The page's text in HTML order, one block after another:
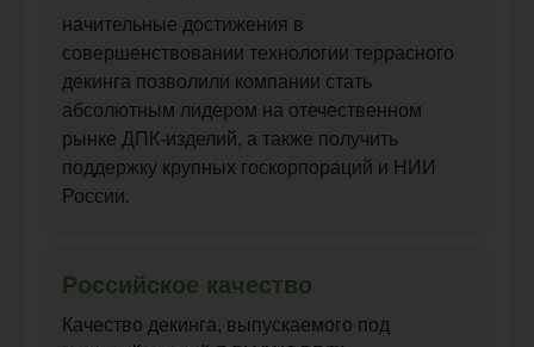
начительные достижения в
совершенствовании технологии террасного
декинга позволили компании стать
абсолютным лидером на отечественном
рынке ДПК-изделий, а также получить
поддержку крупных госкорпораций и НИИ
России.
Российское качество
Качество декинга, выпускаемого под